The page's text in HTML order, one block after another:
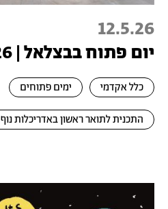
12.5.26
יום פתוח בבצלאל | 12.5.26
כלל אקדמי ימים פתוחים
התכנית לתואר ראשון באדריכלות נוף